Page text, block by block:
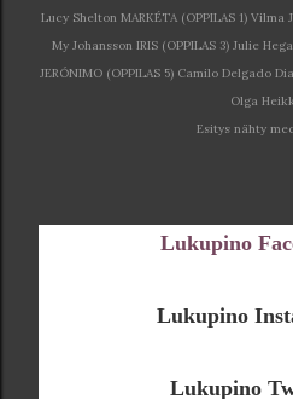
Lucy Shelton MARKÉTA (OPPILAS 1) Vilma
My Johansson IRIS (OPPILAS 3) Julie
JERÓNIMO (OPPILAS 5) Camilo Delgado
Olga
Esitys nähty
Lukupino
Lukupino
Lukupino